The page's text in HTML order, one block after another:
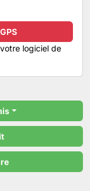
logiciel de